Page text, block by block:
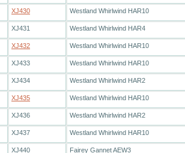
XJ430 Westland Whirlwind HAR10
XJ431 Westland Whirlwind HAR4
XJ432 Westland Whirlwind HAR10
XJ433 Westland Whirlwind HAR10
XJ434 Westland Whirlwind HAR2
XJ435 Westland Whirlwind HAR10
XJ436 Westland Whirlwind HAR2
XJ437 Westland Whirlwind HAR10
XJ440 Fairey Gannet AEW3